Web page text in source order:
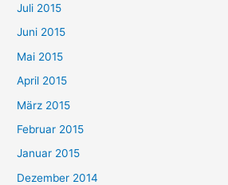
Juli 2015
Juni 2015
Mai 2015
April 2015
März 2015
Februar 2015
Januar 2015
Dezember 2014